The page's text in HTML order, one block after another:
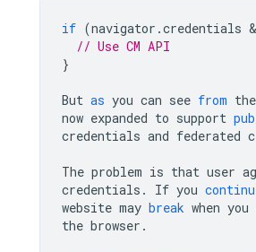
if (navigator .credentials
// Use CM API
}
But as you can see from the
now expanded to support
credentials and federated
The problem is that user
credentials . If you
website may break when you
the browser .